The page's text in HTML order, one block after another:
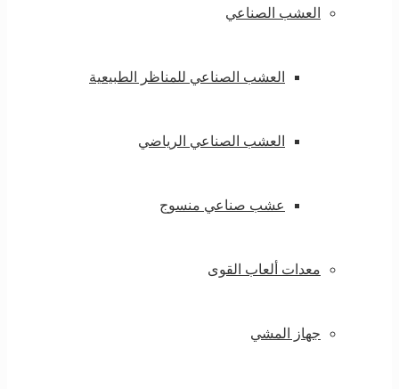
العشب الصناعي
العشب الصناعي للمناظر الطبيعية
العشب الصناعي الرياضي
عشب صناعي منسوج
معدات ألعاب القوى
جهاز المشي